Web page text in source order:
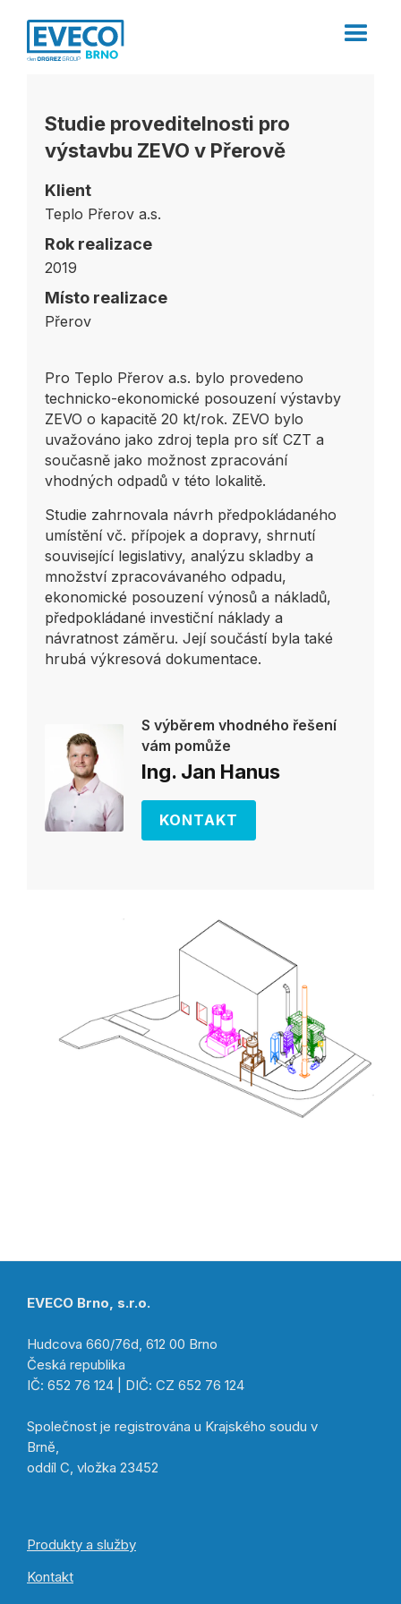
Studie proveditelnosti pro
výstavbu ZEVO v Přerově
Klient
Teplo Přerov a.s.
Rok realizace
2019
Místo realizace
Přerov
Pro Teplo Přerov a.s. bylo provedeno
technicko-ekonomické posouzení výstavby
ZEVO o kapacitě 20 kt/rok. ZEVO bylo
uvažováno jako zdroj tepla pro síť CZT a
současně jako možnost zpracování
vhodných odpadů v této lokalitě.
Studie zahrnovala návrh předpokládaného
umístění vč. přípojek a dopravy, shrnutí
související legislativy, analýzu skladby a
množství zpracovávaného odpadu,
ekonomické posouzení výnosů a nákladů,
předpokládané investiční náklady a
návratnost záměru. Její součástí byla také
hrubá výkresová dokumentace.
S výběrem vhodného řešení
vám pomůže
Ing. Jan Hanus
KONTAKT
EVECO Brno, s.r.o.
Hudcova 660/76d, 612 00 Brno
Česká republika
IČ: 652 76 124 | DIČ: CZ 652 76 124
Společnost je registrována u Krajského soudu v
Brně,
oddíl C, vložka 23452
Produkty a služby
Kontakt